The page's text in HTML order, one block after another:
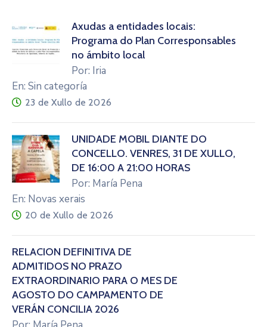
Axudas a entidades locais:
Programa do Plan Corresponsables
no ámbito local
Por: Iria
En: Sin categoría
23 de Xullo de 2026
UNIDADE MÓBIL DIANTE DO
CONCELLO. VENRES, 31 DE XULLO,
DE 16:00 A 21:00 HORAS
Por: María Pena
En: Novas xerais
20 de Xullo de 2026
RELACIÓN DEFINITIVA DE
ADMITIDOS NO PRAZO
EXTRAORDINARIO PARA O MES DE
AGOSTO DO CAMPAMENTO DE
VERÁN CONCILIA 2026